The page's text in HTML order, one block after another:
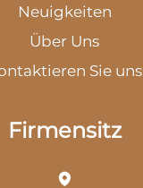
Neuigkeiten
Über Uns
Sie uns
Firmensitz